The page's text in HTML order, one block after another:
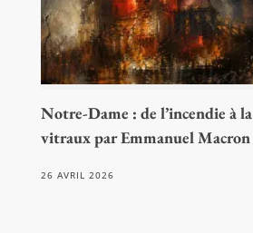
Notre-Dame : de l’incendie à
vitraux par Emmanuel Macron
26 AVRIL 2026